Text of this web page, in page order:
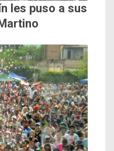
les puso a sus